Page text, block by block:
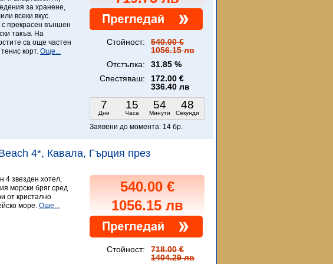
за хранене,
всеки вкус.
прекрасен външен
такъв. На
са още частен
корт. Още...
Стойност:
540.00 €
1056.15 лв
Отстъпка:
31.85 %
Спестяваш:
172.00 €
336.40 лв
7
Дни
15
Часа
54
Минути
46
Секунди
Заявени до момента: 14 бр.
4*, Кавала, Гърция през
4 звезден хотел,
морски бряг сред
от кристално
море. Още...
540.00 €
1056.15 лв
Стойност:
718.00 €
1404.29 лв